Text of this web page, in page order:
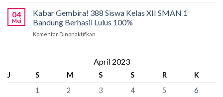
Sekolah
Penyangga
Bandung:
Pancasila
Dunia!
2026:
Tahap
Krusial
Kursi
Baru
04
Mei
Kabar Gembira! 388 Siswa Kelas XII SMAN 1
Bandung Berhasil Lulus 100%
Komentar Dinonaktifkan
388
Siswa
Kelas
SMAN
April 2023
J S M S S R
K
1
2 3 4 5
6